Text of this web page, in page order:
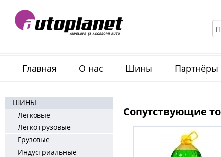
Главная О нас Шины Партнёры
ШИНЫ
Легковые
Легко грузовые
Грузовые
Индустриальные
Сопутствующие